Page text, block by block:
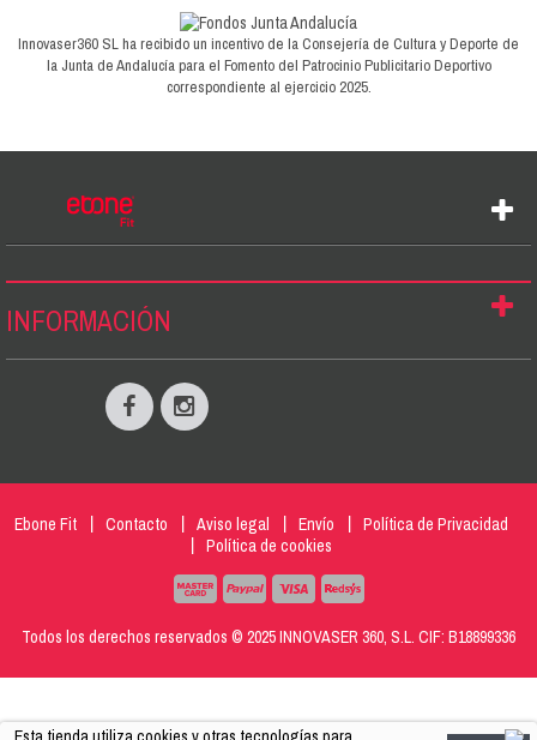
Innovaser360 SL ha recibido un incentivo de la Consejería de Cultura y Deporte de
la Junta de Andalucía para el Fomento del Patrocinio Publicitario Deportivo
correspondiente al ejercicio 2025.
INFORMACIÓN
Ebone Fit Contacto Aviso legal Envío
Política de Privacidad
Política de cookies
Todos los derechos reservados © 2025 INNOVASER 360, S.L. CIF: B18899336